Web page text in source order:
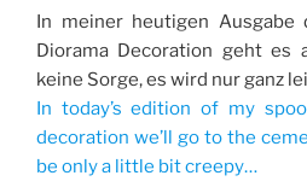
In meiner heutigen Ausgabe
Diorama Decoration geht es
keine Sorge, es wird nur ganz
In today’s edition of my
decoration we’ll go to the
be only a little bit creepy…